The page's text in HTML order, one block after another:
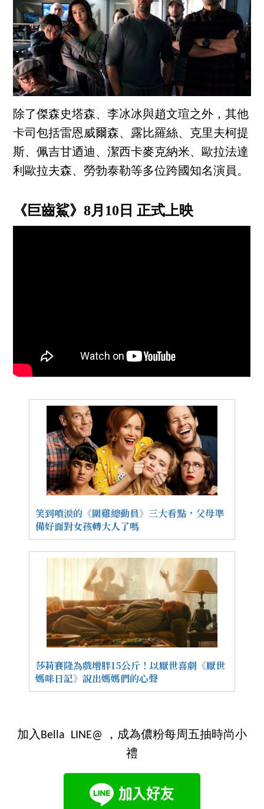
除了傑森史塔森、李冰冰與趙文瑄之外，其他
卡司包括雷恩威爾森、露比羅絲、克里夫柯提
斯、佩吉甘迺迪、潔西卡麥克納米、歐拉法達
利歐拉夫森、勞勃泰勒等多位跨國知名演員。
《巨齒鯊》8月10日 正式上映
笑到噴淚的《圍雞總動員》三大看點，父母準
備好面對女孩轉大人了嗎
莎莉賽隆為戲增胖15公斤！以厭世喜劇《厭世
媽咪日記》說出媽媽們的心聲
加入Bella LINE@ ，成為儂粉每周五抽時尚小
禮